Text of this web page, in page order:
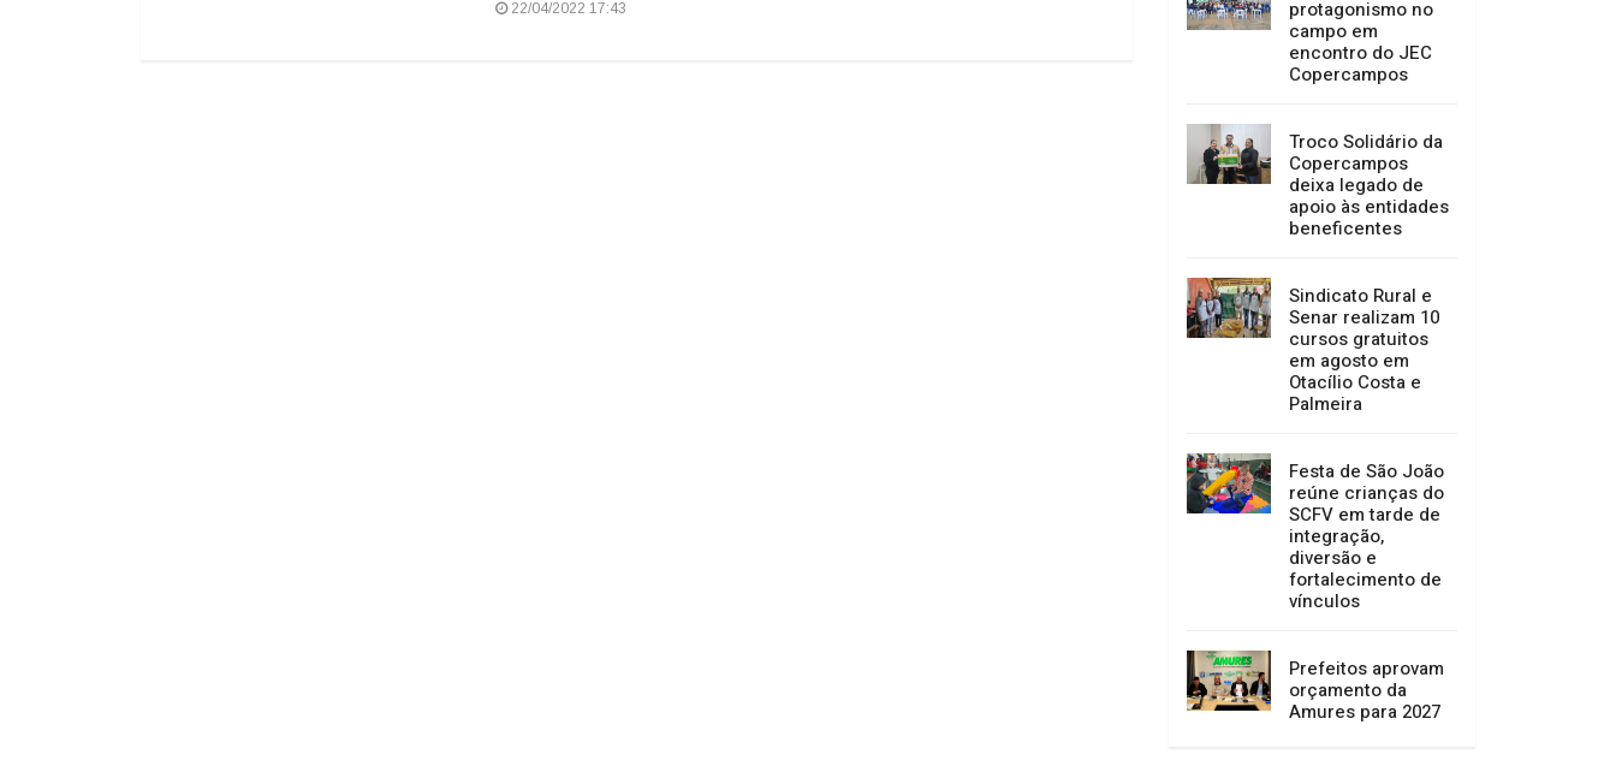
22/04/2022 17:43
protagonismo no
campo em
encontro do JEC
Copercampos
Troco Solidário da
Copercampos
deixa legado de
apoio às entidades
beneficentes
Sindicato Rural e
Senar realizam 10
cursos gratuitos
em agosto em
Otacílio Costa e
Palmeira
Festa de São João
reúne crianças do
SCFV em tarde de
integração,
diversão e
fortalecimento de
vínculos
Prefeitos aprovam
orçamento da
Amures para 2027